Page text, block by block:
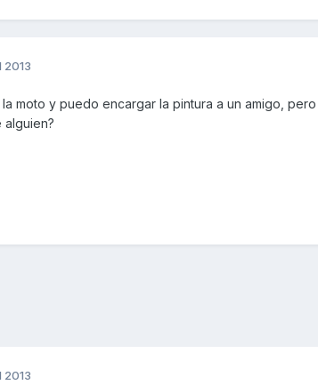
2013
moto y puedo encargar la pintura a un amigo,
alguien?
2013